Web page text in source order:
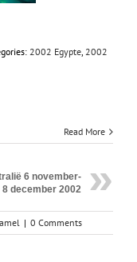
2002 Egypte, 2002
Read More
6 november-
8 december 2002
| 0 Comments